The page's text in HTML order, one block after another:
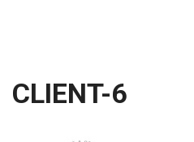
CLIENT-6